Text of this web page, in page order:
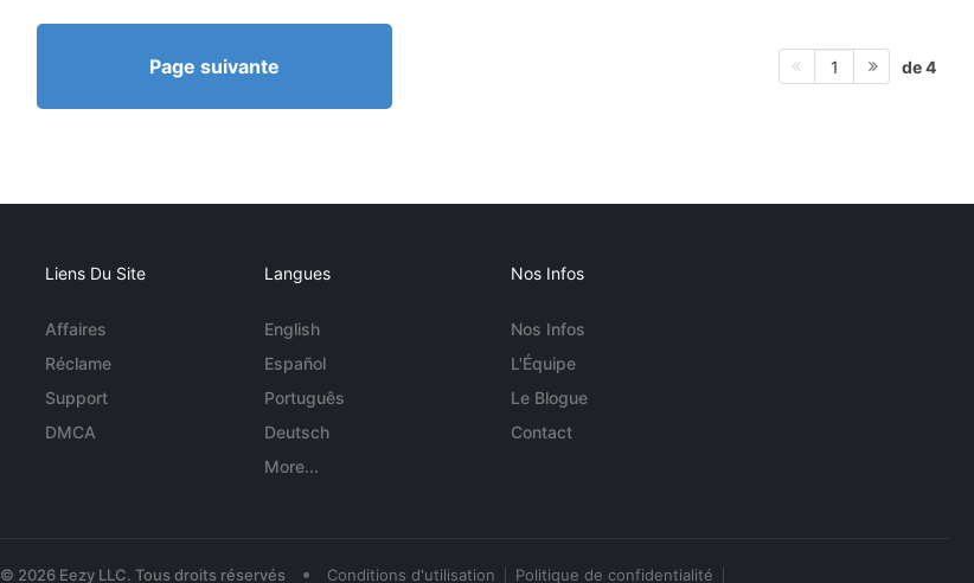
Page suivante 1 de 4
Liens Du Site
Affaires
Réclame
Support
DMCA
Langues
English
Español
Português
Deutsch
More...
Nos Infos
Nos Infos
L'Équipe
Le Blogue
Contact
© 2026 Eezy LLC. Tous droits réservés • Conditions d'utilisation Politique de confidentialité